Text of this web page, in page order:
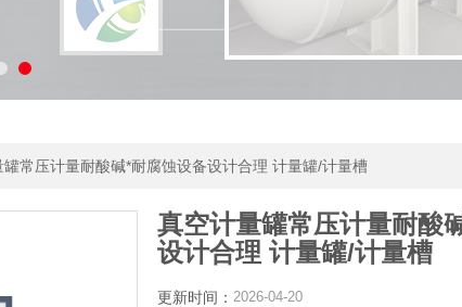
罐常压计量耐酸碱*耐腐蚀设备设计合理 计量罐/计量槽
真空计量罐常压计量耐酸
设计合理 计量罐/计量槽
更新时间： 2026-04-20